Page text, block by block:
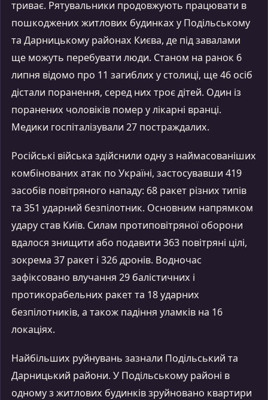
триває. Рятувальники продовжують працювати в
пошкоджених житлових будинках у Подільському
та Дарницькому районах Києва, де під завалами
ще можуть перебувати люди. Станом на ранок 6
липня відомо про 11 загиблих у столиці, ще 46 осіб
дістали поранення, серед них троє дітей. Один із
поранених чоловіків помер у лікарні вранці.
Медики госпіталізували 27 постраждалих.
Російські війська здійснили одну з наймасованіших
комбінованих атак по Україні, застосувавши 419
засобів повітряного нападу: 68 ракет різних типів
та 351 ударний безпілотник. Основним напрямком
удару став Київ. Силам протиповітряної оборони
вдалося знищити або подавити 363 повітряні цілі,
зокрема 37 ракет і 326 дронів. Водночас
зафіксовано влучання 29 балістичних і
протикорабельних ракет та 18 ударних
безпілотників, а також падіння уламків на 16
локаціях.
Найбільших руйнувань зазнали Подільський та
Дарницький райони. У Подільському районі в
одному з житлових будинків зруйновано квартири